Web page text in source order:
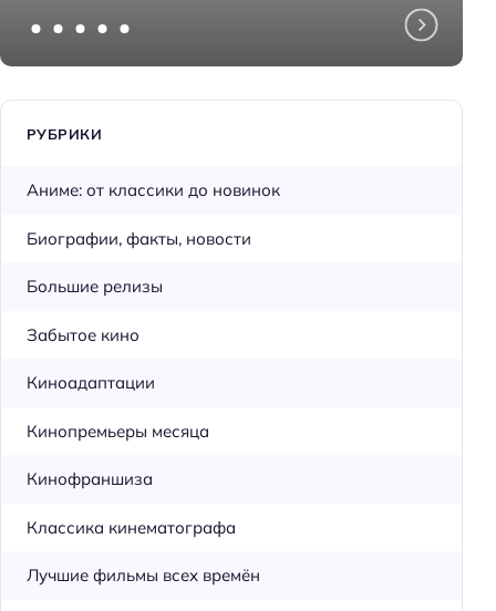
РУБРИКИ
Аниме: от классики до новинок
Биографии, факты, новости
Большие релизы
Забытое кино
Киноадаптации
Кинопремьеры месяца
Кинофраншиза
Классика кинематографа
Лучшие фильмы всех времён